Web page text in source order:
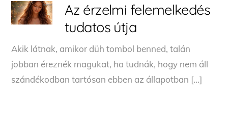
Az érzelmi felemelkedés
tudatos útja
Akik látnak, amikor düh tombol benned, talán
jobban éreznék magukat, ha tudnák, hogy nem áll
szándékodban tartósan ebben az állapotban […]